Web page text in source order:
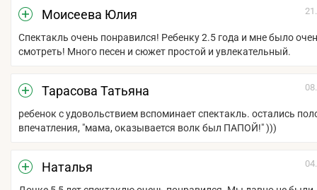
Моисеева Юлия
Спектакль очень понравился! Ребенку 2.5 года и мне было
смотреть! Много песен и сюжет простой и увлекательный.
Тарасова Татьяна
ребенок с удовольствием вспоминает спектакль. остались
впечатления, "мама, оказывается волк был ПАПОЙ!" )))
Наталья